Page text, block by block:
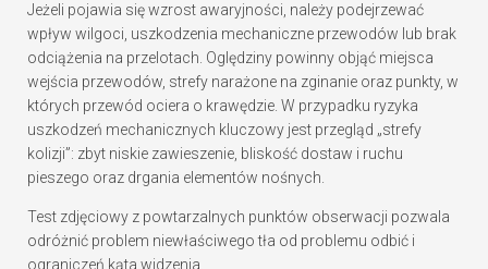
Jeżeli pojawia się wzrost awaryjności, należy podejrzewać
wpływ wilgoci, uszkodzenia mechaniczne przewodów lub brak
odciążenia na przelotach. Oględziny powinny objąć miejsca
wejścia przewodów, strefy narażone na zginanie oraz punkty, w
których przewód ociera o krawędzie. W przypadku ryzyka
uszkodzeń mechanicznych kluczowy jest przegląd „strefy
kolizji”: zbyt niskie zawieszenie, bliskość dostaw i ruchu
pieszego oraz drgania elementów nośnych.
Test zdjęciowy z powtarzalnych punktów obserwacji pozwala
odróżnić problem niewłaściwego tła od problemu odbić i
ograniczeń kąta widzenia.